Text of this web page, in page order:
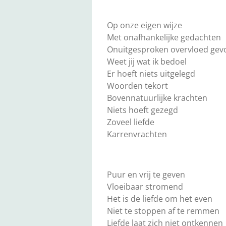
Op onze eigen wijze
Met onafhankelijke gedachten
Onuitgesproken overvloed
Weet jij wat ik bedoel
Er hoeft niets uitgelegd
Woorden tekort
Bovennatuurlijke krachten
Niets hoeft gezegd
Zoveel liefde
Karrenvrachten
Puur en vrij te geven
Vloeibaar stromend
Het is de liefde om het even
Niet te stoppen af te remmen
Liefde laat zich niet ontkennen